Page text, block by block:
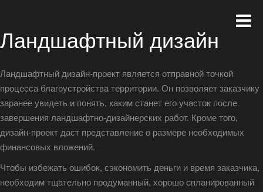
Ландшафтный дизайн
Ландшафтный дизайн-проект является отправной точкой
процесса благоустройства территории. Он позволяет заказчику
заранее увидеть и понять, каким станет его участок после
завершения ландшафтно-дизайнерских работ. Кроме того,
дизайн-проект даст представление о размере необходимых
финансовых вложений.
Чтобы избежать ошибок, сэкономить деньги и время заказчика,
необходим тщательно продуманный, хорошо спланированный